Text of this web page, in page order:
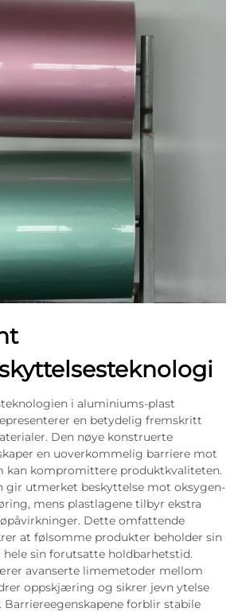
i aluminiums-plast
en betydelig fremskritt
Den nøye konstruerte
en uoverkommelig barriere mot
kan kompromittere produktkvaliteten.
gir utmerket beskyttelse mot oksygen-
mens plastlagene tilbyr ekstra
Dette omfattende
at følsomme produkter beholder sin
sin forutsatte holdbarhetstid.
avanserte limemetoder mellom
oppskjæring og sikrer jevn ytelse
Barriereegenskapene forblir stabile